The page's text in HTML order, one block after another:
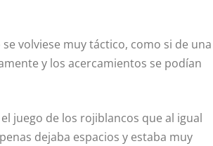
volviese muy táctico, como si de una
y los acercamientos se podían
juego de los rojiblancos que al igual
dejaba espacios y estaba muy